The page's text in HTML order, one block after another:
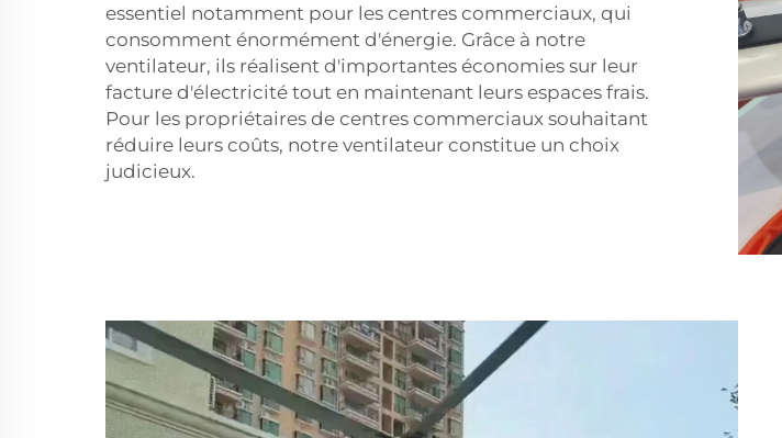
essentiel notamment pour les centres commerciaux, qui
consomment énormément d'énergie. Grâce à notre
ventilateur, ils réalisent d'importantes économies sur leur
facture d'électricité tout en maintenant leurs espaces frais.
Pour les propriétaires de centres commerciaux souhaitant
réduire leurs coûts, notre ventilateur constitue un choix
judicieux.